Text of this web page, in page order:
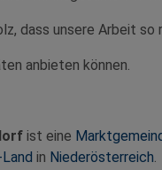
dass unsere Arbeit
anbieten können.
ist eine
in Niederösterreich.